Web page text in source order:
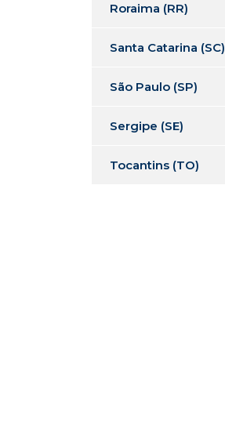
Roraima (RR)
Santa Catarina (SC)
São Paulo (SP)
Sergipe (SE)
Tocantins (TO)